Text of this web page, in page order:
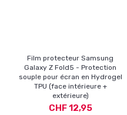
Film protecteur Samsung
Galaxy Z Fold5 - Protection
souple pour écran en Hydrogel
TPU (face intérieure +
extérieure)
CHF 12,95